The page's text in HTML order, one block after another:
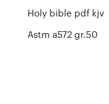
Holy bible pdf kjv
Astm a572 gr.50